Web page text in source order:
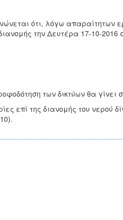
ότι, λόγω
την Δευτέρα 17-10-2016
των δικτύων θα γίνει
επί της διανομής του νερού